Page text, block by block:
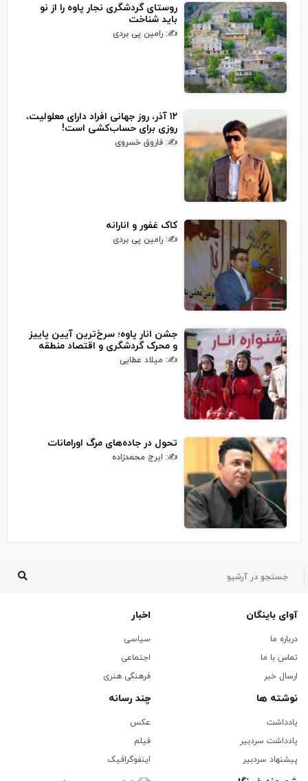
روستای گردشگری نجار پاوه را از نو
باید شناخت
✍: رامین پی بردی
۱۲ آذر، روز جهانی افراد دارای معلولیت،
روزی برای حساب‌کشی است!
✍: فاروق خسروی
کاک غفور و انارانه
✍: رامین پی بردی
جشن انار پاوه؛ سرخ‌ترین آیین پاییز
و محرک گردشگری و اقتصاد منطقه
✍: میلاد عطایی
تحول در جاده‌های مرگ اورامانات
✍: ایرج محمدزاده
آوای باینگان
درباره ما
تماس با ما
ارسال خبر
اخبار
سیاسی
اجتماعی
فرهنگی هنری
نوشته ها
یادداشت
یادداشت سردبیر
پیشنهاد سردبیر
چند رسانه
عکس
فیلم
اینفوگرافیک